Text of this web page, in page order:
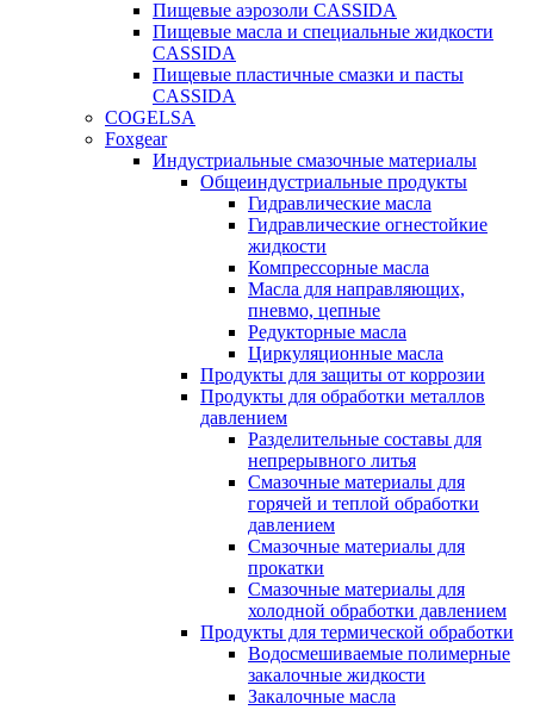
Пищевые аэрозоли CASSIDA
Пищевые масла и специальные жидкости
CASSIDA
Пищевые пластичные смазки и пасты
CASSIDA
COGELSA
Foxgear
Индустриальные смазочные материалы
Общеиндустриальные продукты
Гидравлические масла
Гидравлические огнестойкие
жидкости
Компрессорные масла
Масла для направляющих,
пневмо, цепные
Редукторные масла
Циркуляционные масла
Продукты для защиты от коррозии
Продукты для обработки металлов
давлением
Разделительные составы для
непрерывного литья
Смазочные материалы для
горячей и теплой обработки
давлением
Смазочные материалы для
прокатки
Смазочные материалы для
холодной обработки давлением
Продукты для термической обработки
Водосмешиваемые полимерные
закалочные жидкости
Закалочные масла